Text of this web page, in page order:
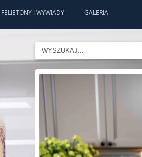
FELIETONY I WYWIADY GALERIA